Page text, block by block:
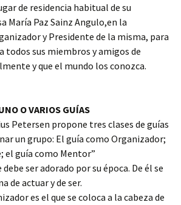
de residencia habitual de su
María Paz Sainz Angulo,en la
y Presidente de la misma, para
todos sus miembros y amigos de
y que el mundo los conozca.
O VARIOS GUÍAS
Petersen propone tres clases de guías
un grupo: El guía como Organizador;
el guía como Mentor”
ser adorado por su época. De él se
de actuar y de ser.
es el que se coloca a la cabeza de